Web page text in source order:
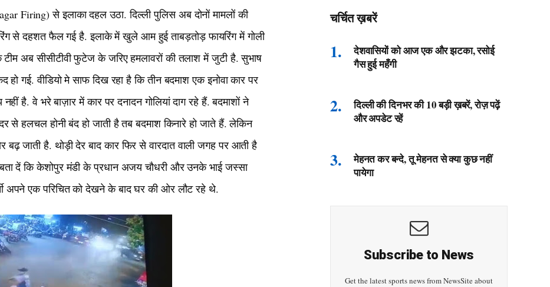
Firing) से इलाका दहल उठा. दिल्ली पुलिस अब दोनों मामलों की
से दहशत फैल गई है. इलाके में खुले आम हुई ताबड़तोड़ फायरिंग में गोली
अब सीसीटीवी फुटेज के जरिए हमलावरों की तलाश में जुटी है. सुभाष
हो गई. वीडियो मे साफ दिख रहा है कि तीन बदमाश एक इनोवा कार पर
है. वे भरे बाज़ार में कार पर दनादन गोलियां दाग रहे हैं. बदमाशों ने
से हलचल होनी बंद हो जाती है तब बदमाश किनारे हो जाते हैं. लेकिन
जाती है. थोड़ी देर बाद कार फिर से वारदात वाली जगह पर आती है
दें कि केशोपुर मंडी के प्रधान अजय चौधरी और उनके भाई जस्सा
अपने एक परिचित को देखने के बाद घर की ओर लौट रहे थे.
चर्चित ख़बरें
देशवासियों को आज एक और झटका, रसोई
गैस हुई महँगी
दिल्ली की दिनभर की 10 बड़ी ख़बरें, रोज़ पढ़ें
और अपडेट रहें
मेहनत कर बन्दे, तू मेहनत से क्या कुछ नहीं
पायेगा
Subscribe to News
Get the latest sports news from NewsSite about